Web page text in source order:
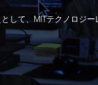
して、MITテクノロジ